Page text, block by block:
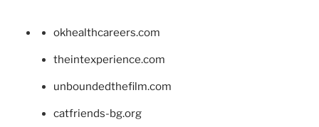
okhealthcareers.com
theintexperience.com
unboundedthefilm.com
catfriends-bg.org